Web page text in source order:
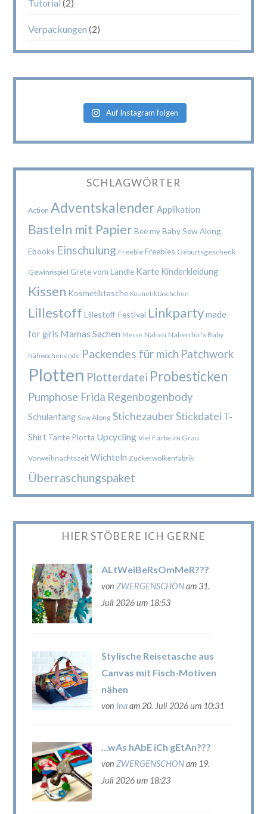
Tutorial (2)
Verpackungen (2)
Auf Instagram folgen
SCHLAGWÖRTER
Action Adventskalender Applikation
Basteln mit Papier Bee my Baby Sew Along
Ebooks Einschulung Freebie Freebies Geburtsgeschenk
Gewinnspiel Grete vom Ländle Karte Kinderkleidung
Kissen Kosmetiktasche Kosmetiktäschchen
Lillestoff Lillestoff-Festival Linkpartymade
for girls Mamas Sachen Messe Nähen Nähen für's Baby
Nähwochenende Packendes für mich Patchwork
Plotten Plotterdatei Probesticken
Pumphose Frida Regenbogenbody
Schulanfang Sew Along StichezauberStickdatei T-
Shirt Tante Plotta Upcycling Viel Farbe im Grau
Vorweihnachtszeit Wichteln Zuckerwolkenfabrik
Überraschungspaket
HIER STÖBERE ICH GERNE
ALtWeiBeRsOmMeR???
von ZWERGENSCHÖNam 31.
Juli 2026 um 18:53
Stylische Reisetasche aus
Canvas mit Fisch-Motiven
nähen
von Inaam 20. Juli 2026 um 10:31
...wAs hAbE iCh gEtAn???
von ZWERGENSCHÖNam 19.
Juli 2026 um 18:23